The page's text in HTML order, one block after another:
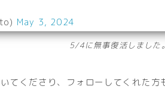
May 3, 2024
5/4に無事復活しました。
てくださり、フォローしてくれた